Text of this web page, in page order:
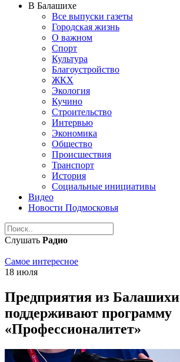
В Балашихе
Все выпуски газеты
Городская жизнь
О важном
Спорт
Культура
Благоустройство
ЖКХ
Экология
Кучино
Строительство
Интервью
Экономика
Общество
Происшествия
Транспорт
История
Социальные инициативы
Видео
Новости Подмосковья
Слушать Радио
Самое интересное
18 июля
Предприятия из Балашихи
поддерживают программу
«Профессионалитет»